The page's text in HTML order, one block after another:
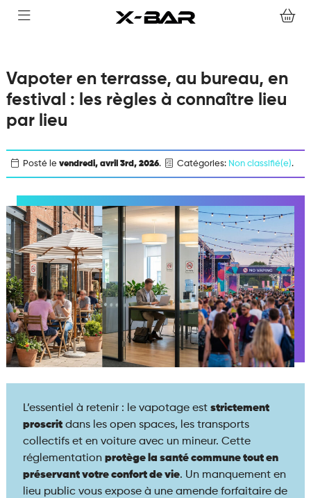
FOIRE AUX QUESTIONS
Vapoter en terrasse, au bureau, en
festival : les règles à connaître lieu
par lieu
Posté le vendredi, avril 3rd, 2026. Catégories: Non classifié(e).
L’essentiel à retenir : le vapotage est strictement
proscritdans les open spaces, les transports
collectifs et en voiture avec un mineur. Cette
réglementation protège la santé commune tout en
préservant votre confort de vie. Un manquement en
lieu public vous expose à une amende forfaitaire de